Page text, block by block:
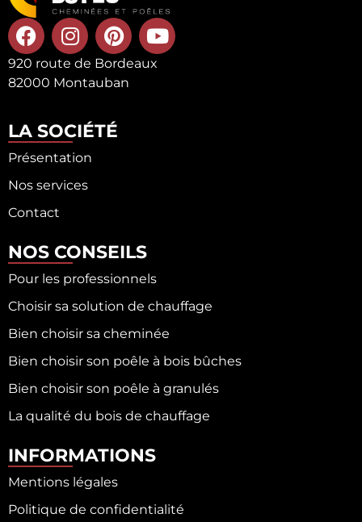
920 route de Bordeaux
82000 Montauban
LA SOCIÉTÉ
Présentation
Nos services
Contact
NOS CONSEILS
Pour les professionnels
Choisir sa solution de chauffage
Bien choisir sa cheminée
Bien choisir son poêle à bois bûches
Bien choisir son poêle à granulés
La qualité du bois de chauffage
INFORMATIONS
Mentions légales
Politique de confidentialité